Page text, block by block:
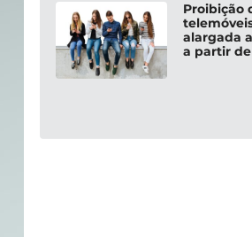
Proibição
alargada
a partir